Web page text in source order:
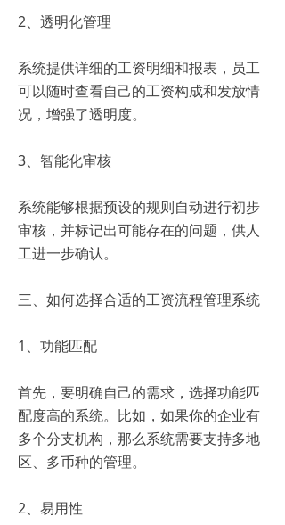
2、透明化管理
系统提供详细的工资明细和报表，员工
可以随时查看自己的工资构成和发放情
况，增强了透明度。
3、智能化审核
系统能够根据预设的规则自动进行初步
审核，并标记出可能存在的问题，供人
工进一步确认。
三、如何选择合适的工资流程管理系统
1、功能匹配
首先，要明确自己的需求，选择功能匹
配度高的系统。比如，如果你的企业有
多个分支机构，那么系统需要支持多地
区、多币种的管理。
2、易用性